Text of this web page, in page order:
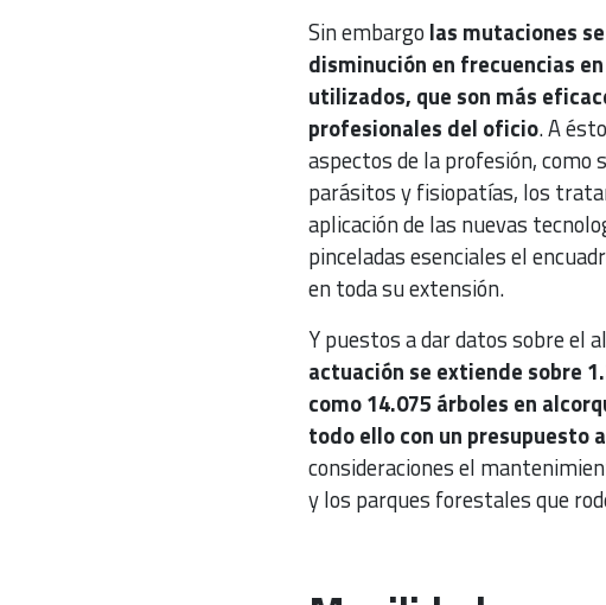
Sin embargo las mutaciones
disminución en frecuencias
utilizados, que son más
profesionales del oficio. A
aspectos de la profesión, como
parásitos y fisiopatías, los
aplicación de las nuevas
pinceladas esenciales el
en toda su extensión.
Y puestos a dar datos sobre el
actuación se extiende sobre
como 14.075 árboles en
todo ello con un presupuesto
consideraciones el
y los parques forestales que